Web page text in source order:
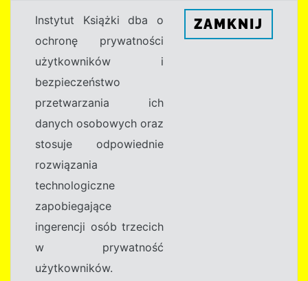
Instytut Książki dba o
ochronę prywatności
użytkowników i
bezpieczeństwo
przetwarzania ich
danych osobowych oraz
stosuje odpowiednie
rozwiązania
technologiczne
zapobiegające
ingerencji osób trzecich
w prywatność
użytkowników.
ZAMKNIJ